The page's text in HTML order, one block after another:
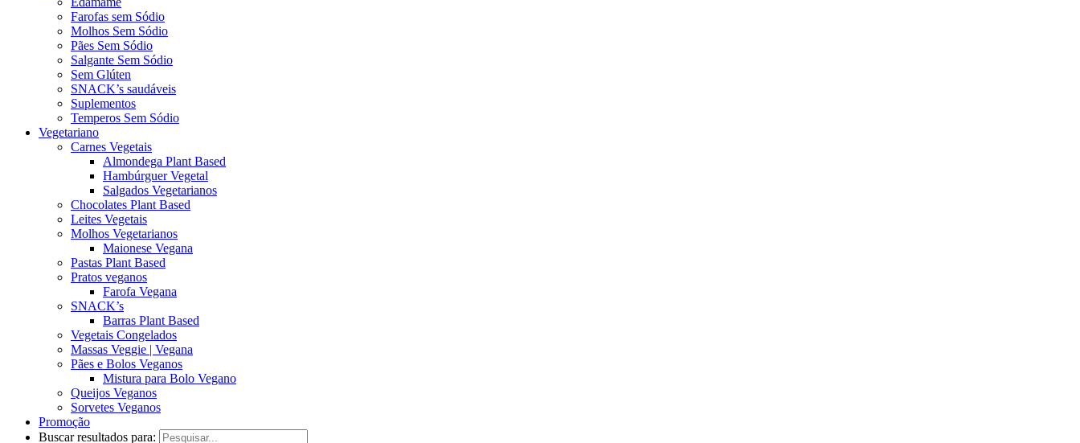
Farofas sem Sódio
Molhos Sem Sódio
Pães Sem Sódio
Salgante Sem Sódio
Sem Glúten
SNACK’s saudáveis
Suplementos
Temperos Sem Sódio
Vegetariano
Carnes Vegetais
Almondega Plant Based
Hambúrguer Vegetal
Salgados Vegetarianos
Chocolates Plant Based
Leites Vegetais
Molhos Vegetarianos
Maionese Vegana
Pastas Plant Based
Pratos veganos
Farofa Vegana
SNACK’s
Barras Plant Based
Vegetais Congelados
Massas Veggie | Vegana
Pães e Bolos Veganos
Mistura para Bolo Vegano
Queijos Veganos
Sorvetes Veganos
Promoção
Buscar resultados para: